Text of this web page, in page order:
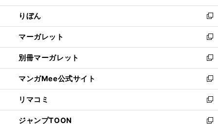
開
く
ウ
で
開
く
ン
ド
ウ
で
開
く
ウ
ィ
ン
ド
ウ
で
開
く
りぼん
新
し
い
ウ
ィ
ン
ド
ウ
で
開
く
マーガレット
新
し
い
ウ
ィ
ン
ド
ウ
で
別冊マーガレット
新
し
い
ウ
ィ
ン
ド
マンガMee公式サイト
新
し
い
ウ
ィ
リマコミ
新
し
い
ジャンプTOON